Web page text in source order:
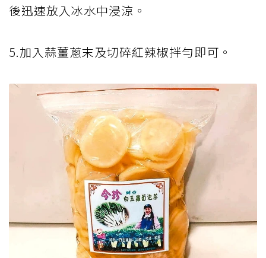
後迅速放入冰水中浸涼。
5.加入蒜薑蔥末及切碎紅辣椒拌勻即可。